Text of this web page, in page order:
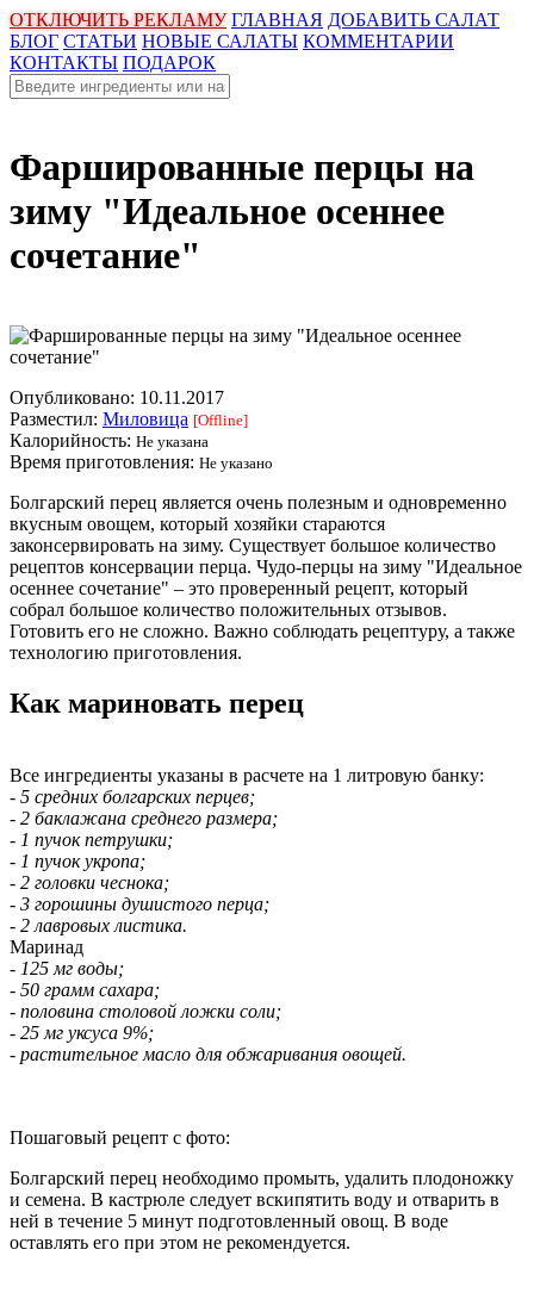
ОТКЛЮЧИТЬ РЕКЛАМУ ГЛАВНАЯ ДОБАВИТЬ САЛАТ
БЛОГ СТАТЬИ НОВЫЕ САЛАТЫ КОММЕНТАРИИ
КОНТАКТЫ ПОДАРОК
Фаршированные перцы на
зиму "Идеальное осеннее
сочетание"
Опубликовано: 10.11.2017
Разместил: Миловица [Offline]
Калорийность: Не указана
Время приготовления: Не указано
Болгарский перец является очень полезным и одновременно
вкусным овощем, который хозяйки стараются
законсервировать на зиму. Существует большое количество
рецептов консервации перца. Чудо-перцы на зиму "Идеальное
осеннее сочетание" – это проверенный рецепт, который
собрал большое количество положительных отзывов.
Готовить его не сложно. Важно соблюдать рецептуру, а также
технологию приготовления.
Как мариновать перец
Все ингредиенты указаны в расчете на 1 литровую банку:
- 5 средних болгарских перцев;
- 2 баклажана среднего размера;
- 1 пучок петрушки;
- 1 пучок укропа;
- 2 головки чеснока;
- 3 горошины душистого перца;
- 2 лавровых листика.
Маринад
- 125 мг воды;
- 50 грамм сахара;
- половина столовой ложки соли;
- 25 мг уксуса 9%;
- растительное масло для обжаривания овощей.
Пошаговый рецепт с фото:
Болгарский перец необходимо промыть, удалить плодоножку
и семена. В кастрюле следует вскипятить воду и отварить в
ней в течение 5 минут подготовленный овощ. В воде
оставлять его при этом не рекомендуется.